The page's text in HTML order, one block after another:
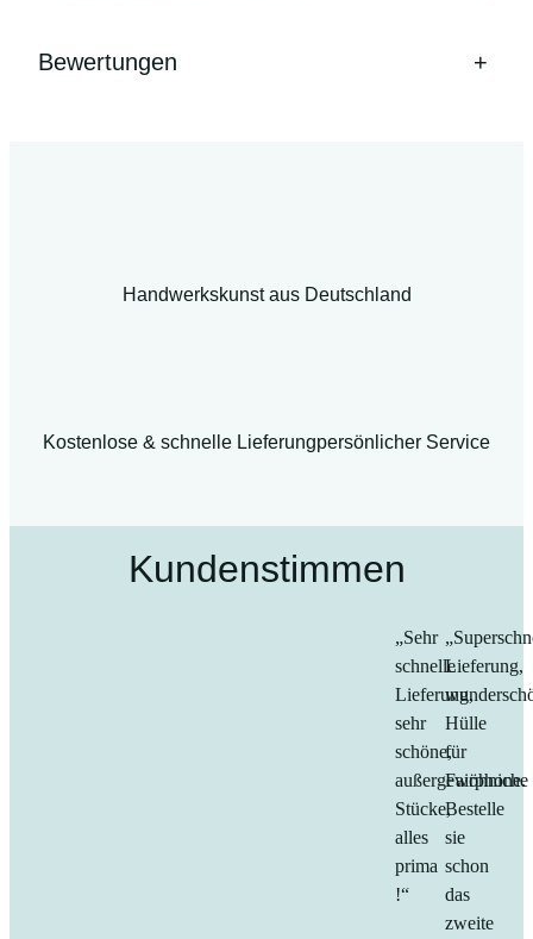
Bewertungen +
Handwerkskunst aus Deutschland
Kostenlose & schnelle Lieferungpersönlicher Service
Kundenstimmen
„Sehr
schnelle
Lieferung,
sehr
schöne,
außergewöhniche
Stücke,
alles
prima
!“
Lieferung,
Hülle
für
Fairphone.
Bestelle
sie
schon
das
zweite